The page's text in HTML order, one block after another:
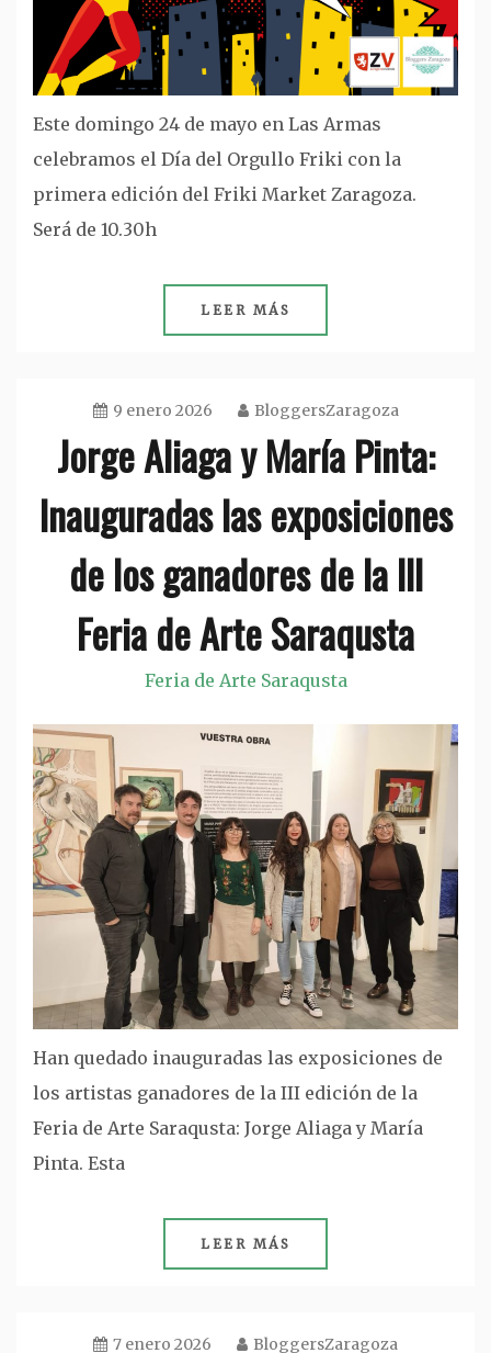
Este domingo 24 de mayo en Las Armas
celebramos el Día del Orgullo Friki con la
primera edición del Friki Market Zaragoza.
Será de 10.30h
LEER MÁS
9 enero 2026 BloggersZaragoza
Jorge Aliaga y María Pinta:
Inauguradas las exposiciones
de los ganadores de la III
Feria de Arte Saraqusta
Feria de Arte Saraqusta
Han quedado inauguradas las exposiciones de
los artistas ganadores de la III edición de la
Feria de Arte Saraqusta: Jorge Aliaga y María
Pinta. Esta
LEER MÁS
7 enero 2026 BloggersZaragoza